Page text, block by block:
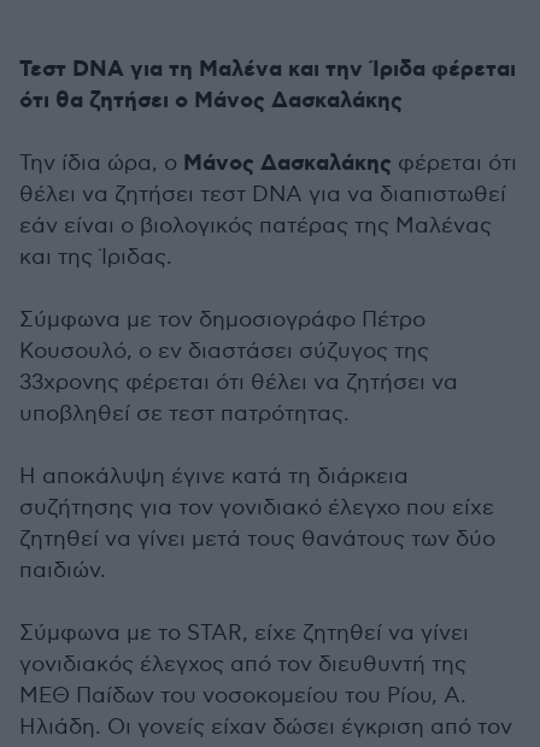
Τεστ DNA για τη Μαλένα και την Ίριδα φέρεται
ότι θα ζητήσει ο Μάνος Δασκαλάκης
Την ίδια ώρα, ο Μάνος Δασκαλάκης φέρεται ότι
θέλει να ζητήσει τεστ DNA για να διαπιστωθεί
εάν είναι ο βιολογικός πατέρας της Μαλένας
και της Ίριδας.
Σύμφωνα με τον δημοσιογράφο Πέτρο
Κουσουλό, ο εν διαστάσει σύζυγος της
33χρονης φέρεται ότι θέλει να ζητήσει να
υποβληθεί σε τεστ πατρότητας.
Η αποκάλυψη έγινε κατά τη διάρκεια
συζήτησης για τον γονιδιακό έλεγχο που είχε
ζητηθεί να γίνει μετά τους θανάτους των δύο
παιδιών.
Σύμφωνα με το STAR, είχε ζητηθεί να γίνει
γονιδιακός έλεγχος από τον διευθυντή της
ΜΕΘ Παίδων του νοσοκομείου του Ρίου, Α.
Ηλιάδη. Οι γονείς είχαν δώσει έγκριση από τον